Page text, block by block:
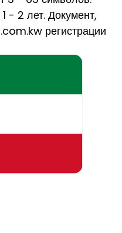
- 2 лет. Документ,
регистрации